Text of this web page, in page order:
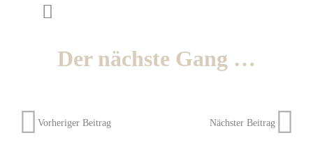
Der nächste Gang …
Vorheriger Beitrag Nächster Beitrag